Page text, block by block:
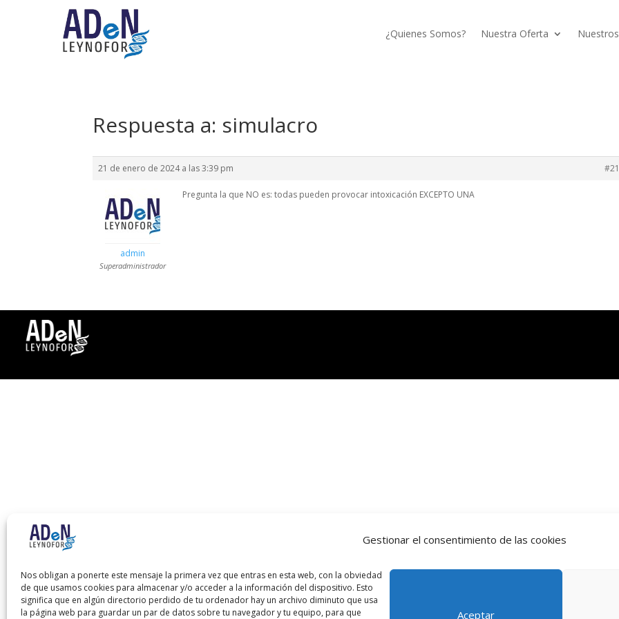
Gestionar el consentimiento de las cookies
Nos obligan a ponerte este mensaje la primera vez que entras en esta web, con la obviedad
de que usamos cookies para almacenar y/o acceder a la información del dispositivo. Esto
significa que en algún directorio perdido de tu ordenador hay un archivo diminuto que usa
la página web para guardar un par de datos sobre tu navegador y tu equipo, para que
Aceptar
¿Quienes Somos? Nuestra Oferta
Respuesta a: simulacro
21 de enero de 2024 a las 3:39 pm
admin
Superadministrador
Pregunta la que NO es: todas pueden provocar intoxicación EXCEPTO UNA